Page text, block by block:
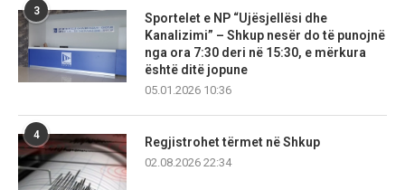
3
Sportelet e NP “Ujësjellësi dhe
Kanalizimi” – Shkup nesër do të punojnë
nga ora 7:30 deri në 15:30, e mërkura
është ditë jopune
05.01.2026 10:36
4
Regjistrohet tërmet në Shkup
02.08.2026 22:34